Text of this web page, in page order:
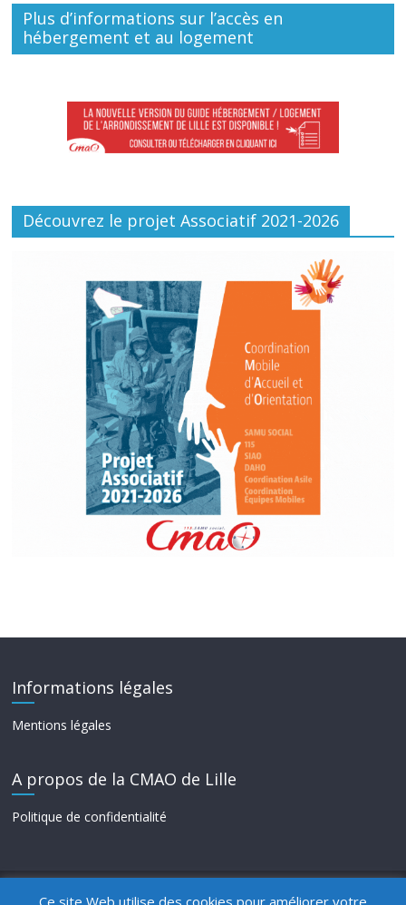
Plus d’informations sur l’accès en
hébergement et au logement
Découvrez le projet Associatif 2021-2026
Informations légales
Mentions légales
A propos de la CMAO de Lille
Politique de confidentialité